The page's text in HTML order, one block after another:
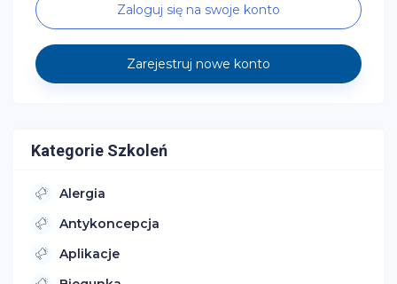
Zaloguj się na swoje konto
Zarejestruj nowe konto
Kategorie Szkoleń
Alergia
Antykoncepcja
Aplikacje